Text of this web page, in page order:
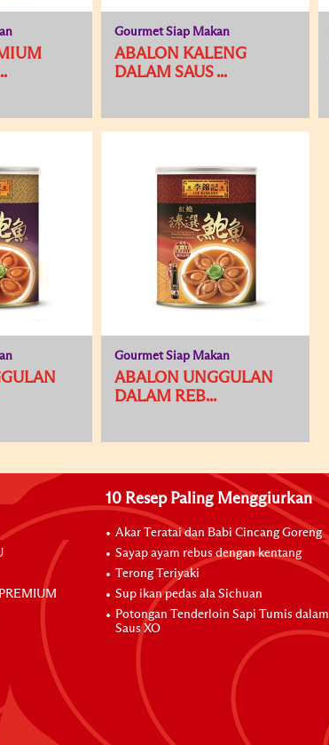
Gourmet Siap Makan
ABALON KALENG
DALAM SAUS ...
Gourmet Siap Makan
ABALON UNGGULAN
DALAM REB...
10 Resep Paling Menggiurkan
Akar Teratai dan Babi Cincang Goreng
Sayap ayam rebus dengan kentang
Terong Teriyaki
Sup ikan pedas ala Sichuan
Potongan Tenderloin Sapi Tumis dalam
Saus XO